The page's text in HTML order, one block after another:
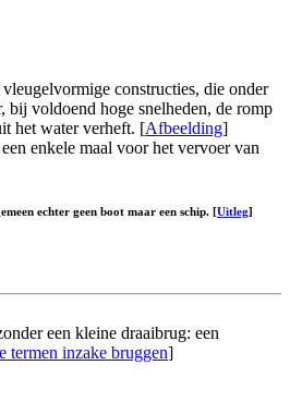
constructies, die onder
bij voldoend hoge snelheden, de romp
het water verheft. [Afbeelding]
enkele maal voor het vervoer van
echter geen boot maar een schip. [Uitleg]
een kleine draaibrug: een
termen inzake bruggen]